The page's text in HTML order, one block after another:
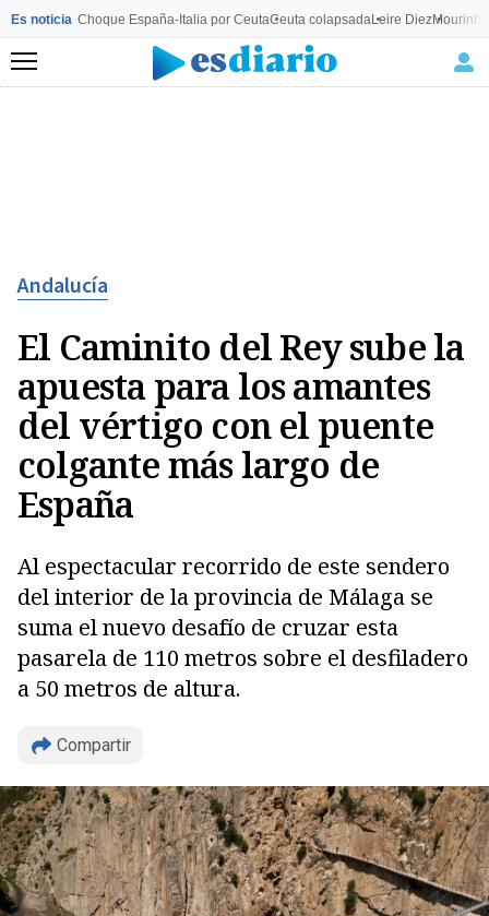
Es noticia Choque España-Italia por CeutaCeuta colapsadaLeire Diez
Menú
Andalucía
El Caminito del Rey sube la
apuesta para los amantes
del vértigo con el puente
colgante más largo de
España
Al espectacular recorrido de este sendero
del interior de la provincia de Málaga se
suma el nuevo desafío de cruzar esta
pasarela de 110 metros sobre el desfiladero
a 50 metros de altura.
Compartir